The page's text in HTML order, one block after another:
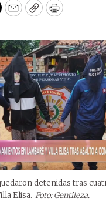
EmailCopyPrint
detenidas tras
Elisa. Foto: Gentileza.